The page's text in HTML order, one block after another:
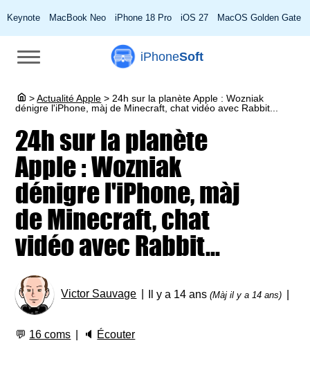
Keynote MacBook Neo iPhone 18 Pro iOS 27 MacOS Golden Gate
iPhoneSoft
> Actualité Apple > 24h sur la planète Apple : Wozniak
dénigre l'iPhone, màj de Minecraft, chat vidéo avec Rabbit...
24h sur la planète
Apple : Wozniak
dénigre l'iPhone, màj
de Minecraft, chat
vidéo avec Rabbit...
Victor Sauvage Il y a 14 ans(Màj il y a 14 ans)
💬 16 coms 🔈 Écouter